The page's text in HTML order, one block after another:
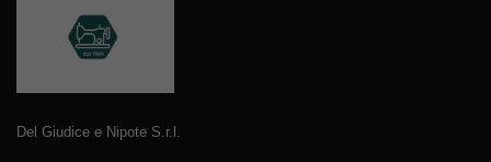
Del Giudice e Nipote S.r.l.